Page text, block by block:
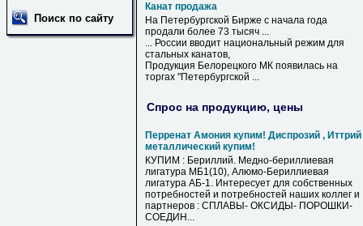
Поиск по сайту
Канат продажа
На Петербургской Бирже с начала года
продали более 73 тысяч ...
... России вводит национальный режим для
стальных канатов,
Продукция Белорецкого МК появилась на
торгах "Петербургской ...
Спрос на продукцию, цены
Перренат Амония купим! Диспрозий , Иттрий
металлический купим!
КУПИМ : Бериллий. Медно-бериллиевая
лигатура МБ1(10), Алюмо-Бериллиевая
лигатура АБ-1. Интересует для собственных
потребностей и потребностей наших коллег и
партнеров : СПЛАВЫ- ОКСИДЫ- ПОРОШКИ-
СОЕДИН...